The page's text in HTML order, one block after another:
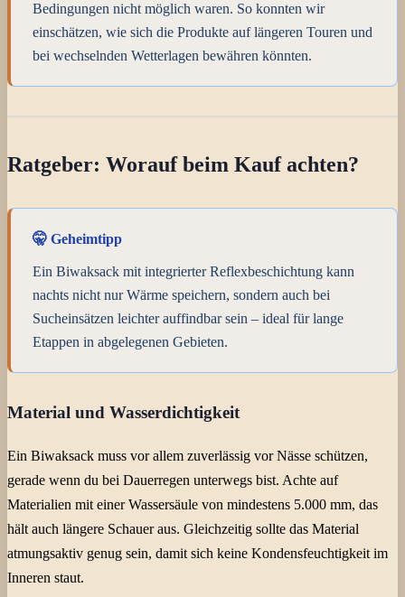
Bedingungen nicht möglich waren. So konnten wir
einschätzen, wie sich die Produkte auf längeren Touren und
bei wechselnden Wetterlagen bewähren könnten.
Ratgeber: Worauf beim Kauf achten?
🤫 Geheimtipp
Ein Biwaksack mit integrierter Reflexbeschichtung kann
nachts nicht nur Wärme speichern, sondern auch bei
Sucheinsätzen leichter auffindbar sein – ideal für lange
Etappen in abgelegenen Gebieten.
Material und Wasserdichtigkeit
Ein Biwaksack muss vor allem zuverlässig vor Nässe schützen,
gerade wenn du bei Dauerregen unterwegs bist. Achte auf
Materialien mit einer Wassersäule von mindestens 5.000 mm, das
hält auch längere Schauer aus. Gleichzeitig sollte das Material
atmungsaktiv genug sein, damit sich keine Kondensfeuchtigkeit im
Inneren staut.